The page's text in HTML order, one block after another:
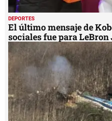
DEPORTES
El último mensaje de
sociales fue para LeBron